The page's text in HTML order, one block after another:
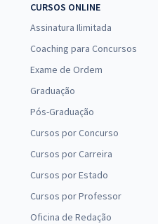
CURSOS ONLINE
Assinatura Ilimitada
Coaching para Concursos
Exame de Ordem
Graduação
Pós-Graduação
Cursos por Concurso
Cursos por Carreira
Cursos por Estado
Cursos por Professor
Oficina de Redação